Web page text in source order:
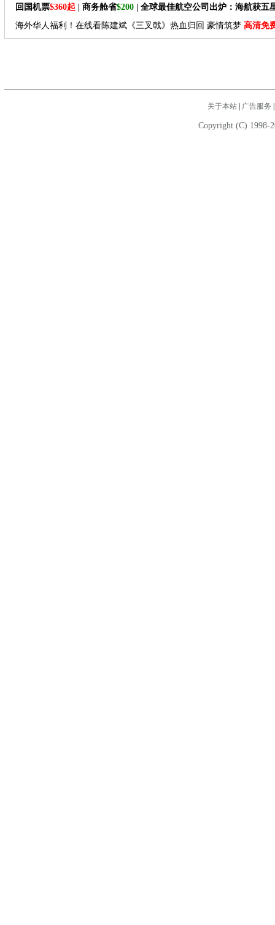
回国机票$360起 | 商务舱省$200 | 全球最佳航空公司出炉：海航获五
海外华人福利！在线看陈建斌《三叉戟》热血归回 豪情筑梦 高清免
关于本站| 广告服务
Copyright (C) 1998-